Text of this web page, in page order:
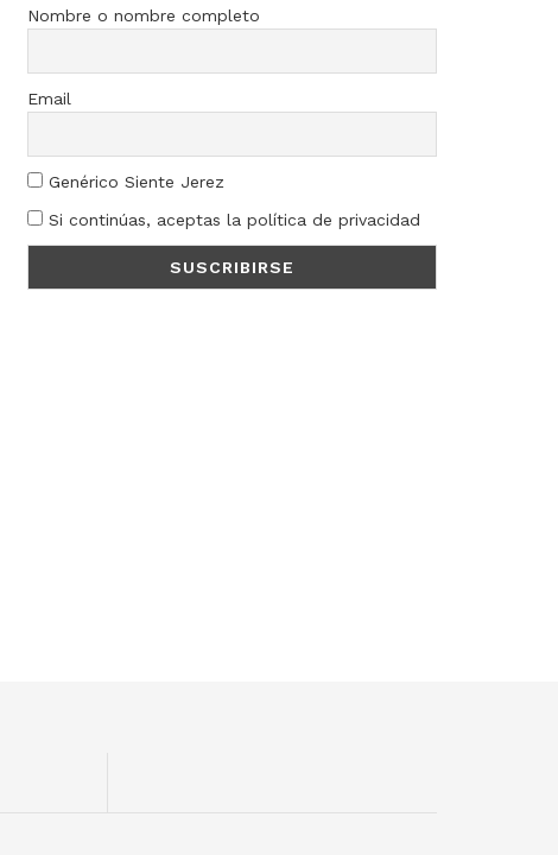
Nombre o nombre completo
Email
Genérico Siente Jerez
Si continúas, aceptas la política de privacidad